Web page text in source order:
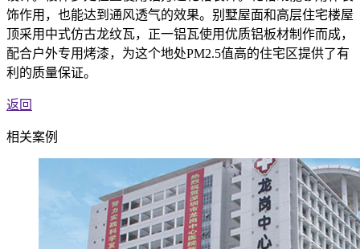
饰作用，也能达到通风透气的效果。别墅屋面和高层住宅楼屋
顶采用中式仿古龙纹瓦，正一铝瓦使用优质铝板材制作而成，
配合户外专用烤漆，为这个地处PM2.5值高的住宅区提供了有
利的质量保证。
返回
相关案例